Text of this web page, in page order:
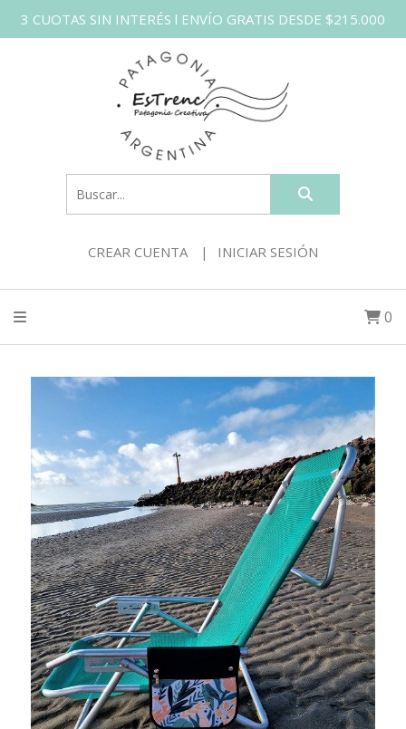
3 CUOTAS SIN INTERÉS l ENVÍO GRATIS DESDE $215.000
CREAR CUENTA INICIAR SESIÓN
0